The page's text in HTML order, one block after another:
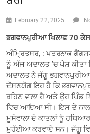
February 22, 2025
ਭਗਵਾਨਪੁਰੀਆ ਖਿਲਾਫ 70
ਅੰਮ੍ਰਿਤਸਰ, :-ਖਤਰਨਾਕ
ਨੂੰ ਅੱਜ ਅਦਾਲਤ ’ਚ ਪੇਸ਼
ਅਦਾਲਤ ਨੇ ਜੱਗੂ ਭਗਵਾਨਪੁਰੀਆ
ਦੱਸਣਯੋਗ ਇਹ ਹੈ ਕਿ
ਰਹਿਣ ਵਾਲਾ ਹੈ ਅਤੇ ਉਹ ਪਿੰਡ
ਵਿਚ ਆਇਆ ਸੀ। ਇਸ ਦੇ ਨਾਲ
ਮੂਸੇਵਾਲਾ ਦੇ ਕਾਤਲਾਂ ਨੂੰ
ਮੁਹੱਈਆ ਕਰਵਾਏ ਸਨ। ਜੱਗੂ